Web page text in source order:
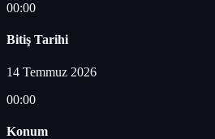
00:00
Bitiş Tarihi
14 Temmuz 2026
00:00
Konum